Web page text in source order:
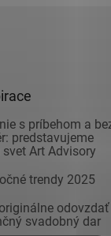
s príbehom a
predstavujeme
Art Advisory
trendy 2025
odovzdať
svadobný dar